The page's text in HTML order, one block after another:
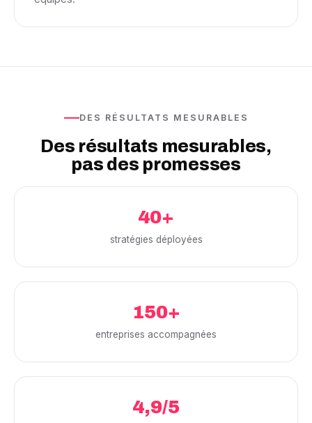
DES RÉSULTATS MESURABLES
Des résultats mesurables,
pas des promesses
40+
stratégies déployées
150+
entreprises accompagnées
4,9/5